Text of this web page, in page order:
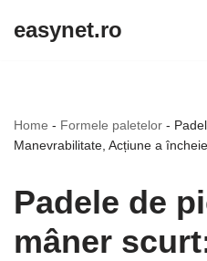
easynet.ro
Home - Formele paletelor -
Manevrabilitate, Acțiune a
Padele de
mâner